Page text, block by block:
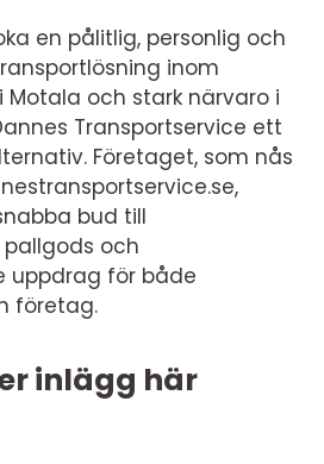
en pålitlig, personlig och
inom
Motala och stark närvaro i
Transportservice ett
Företaget, som nås
bud till
och
uppdrag för både
företag.
inlägg här